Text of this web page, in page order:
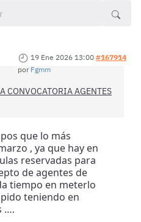
19 Ene 2026 13:00 #167914
por Fgmm
CONVOCATORIA AGENTES
que lo más
, ya que hay en
reservadas para
de agentes de
tiempo en meterlo
teniendo en
….